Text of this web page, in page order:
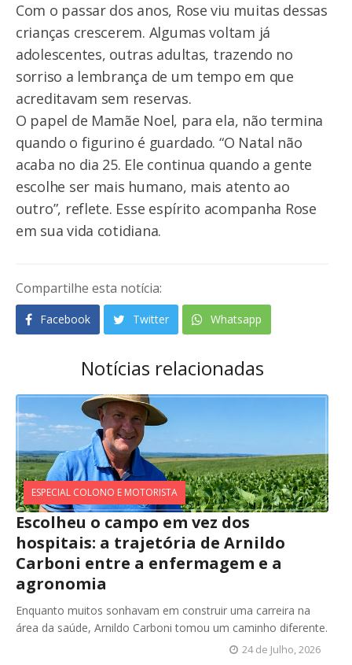
Com o passar dos anos, Rose viu muitas dessas
crianças crescerem. Algumas voltam já
adolescentes, outras adultas, trazendo no
sorriso a lembrança de um tempo em que
acreditavam sem reservas.
O papel de Mamãe Noel, para ela, não termina
quando o figurino é guardado. “O Natal não
acaba no dia 25. Ele continua quando a gente
escolhe ser mais humano, mais atento ao
outro”, reflete. Esse espírito acompanha Rose
em sua vida cotidiana.
Compartilhe esta notícia:
Facebook Twitter Whatsapp
Notícias relacionadas
ESPECIAL COLONO E MOTORISTA
Escolheu o campo em vez dos
hospitais: a trajetória de Arnildo
Carboni entre a enfermagem e a
agronomia
Enquanto muitos sonhavam em construir uma carreira na
área da saúde, Arnildo Carboni tomou um caminho diferente.
24 de Julho, 2026